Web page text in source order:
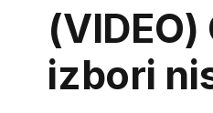
izbori